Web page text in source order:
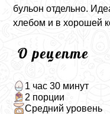
бульон отдельно.
хлебом и в хорошей
О рецепте
1 час 30 минут
2 порции
Средний уровень